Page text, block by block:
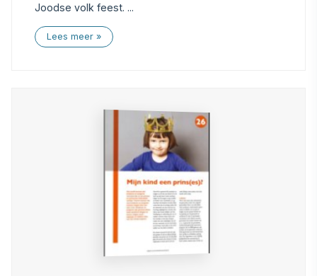
Joodse volk feest. ...
Lees meer